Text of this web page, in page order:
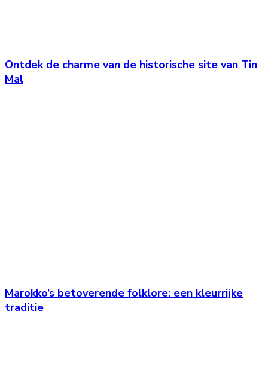
Ontdek de charme van de historische site van Tin
Mal
Marokko’s betoverende folklore: een kleurrijke
traditie